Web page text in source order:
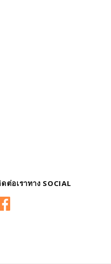
ต่อเราทาง SOCIAL